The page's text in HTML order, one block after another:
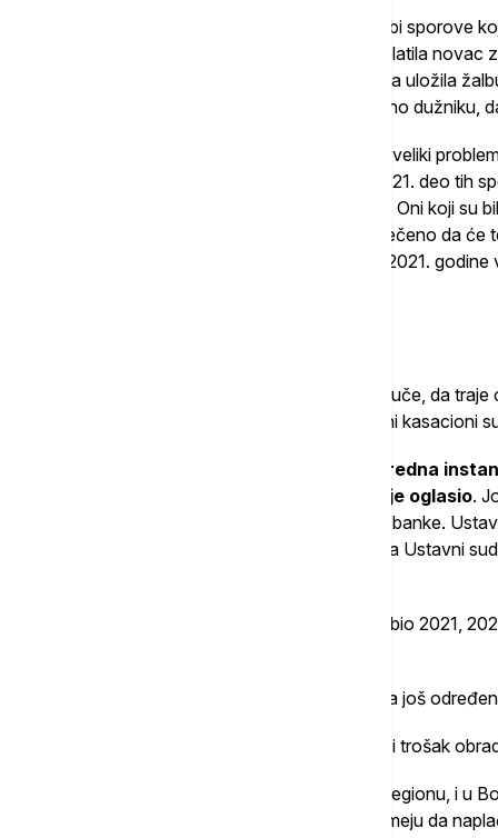
Navodeći da je deo građana počeo da gubi sporove
pravosnažnu presudu i banka im je čak isplatila
se desilo da je banka nakon promene stava uložila
u korist banke i naložio građanima, odnosno dužniku,
"Tako da se od 2021. na ovamo napravio veliki
klijenata banaka dobijalo sporove, a od 2021. deo tih
koji su isplaćeni taj novac moraju da vrate. Oni koji su
izgubili sporove, a bilo je izvesno i bilo je rečeno da
svesno napravljeno tako jer su bankari te 2021.
Gavrilović je naveo da taj problem nije od juče, da
podsete na taj veliki problem koji je Vrhovni kasacioni
naredna
sud koji se od 2021. godine još uvek nije oglasio.
ustavno ili nije, da li će podržati građane ili banke.
uvek postoji da bi u nekom trenutku možda Ustavni
Najveći "udar" tužbi, kako je on objasnio, bio 2021,
"Uglavnom, to se iščistilo. Ostalo je možda još
Gavrilović kaže da banke i dalje naplaćaju i trošak
"To su sve nezakonite stavke i svugde u regionu, i u
je definitivno presuđeno da banke to ne smeju da